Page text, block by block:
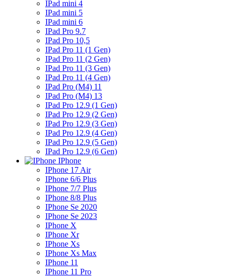
IPad mini 4
IPad mini 5
IPad mini 6
IPad Pro 9.7
IPad Pro 10,5
IPad Pro 11 (1 Gen)
IPad Pro 11 (2 Gen)
IPad Pro 11 (3 Gen)
IPad Pro 11 (4 Gen)
IPad Pro (M4) 11
IPad Pro (M4) 13
IPad Pro 12.9 (1 Gen)
IPad Pro 12.9 (2 Gen)
IPad Pro 12.9 (3 Gen)
IPad Pro 12.9 (4 Gen)
IPad Pro 12.9 (5 Gen)
IPad Pro 12.9 (6 Gen)
IPhone
IPhone 17 Air
IPhone 6/6 Plus
IPhone 7/7 Plus
IPhone 8/8 Plus
IPhone Se 2020
IPhone Se 2023
IPhone X
IPhone Xr
IPhone Xs
IPhone Xs Max
IPhone 11
IPhone 11 Pro